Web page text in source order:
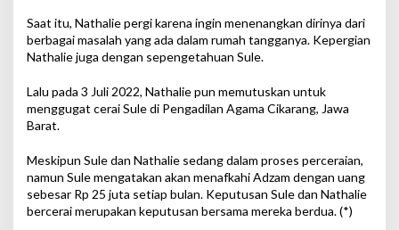
Saat itu, Nathalie pergi karena ingin menenangkan dirinya dari
berbagai masalah yang ada dalam rumah tangganya. Kepergian
Nathalie juga dengan sepengetahuan Sule.
Lalu pada 3 Juli 2022, Nathalie pun memutuskan untuk
menggugat cerai Sule di Pengadilan Agama Cikarang, Jawa
Barat.
Meskipun Sule dan Nathalie sedang dalam proses perceraian,
namun Sule mengatakan akan menafkahi Adzam dengan uang
sebesar Rp 25 juta setiap bulan. Keputusan Sule dan Nathalie
bercerai merupakan keputusan bersama mereka berdua. (*)